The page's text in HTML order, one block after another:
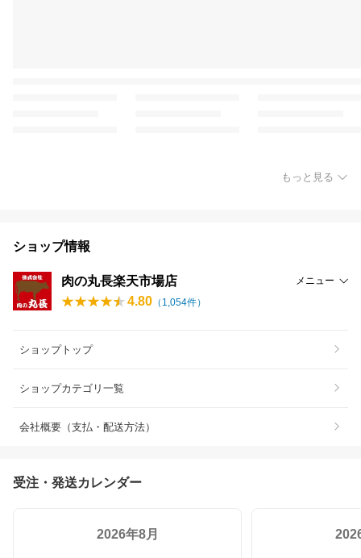
もっと見る
ショップ情報
肉の丸長楽天市場店 メニュー
4.80 （ 1,054件）
ショップトップ
ショップカテゴリ一覧
会社概要（支払・配送方法）
受注・発送カレンダー
2026年8月